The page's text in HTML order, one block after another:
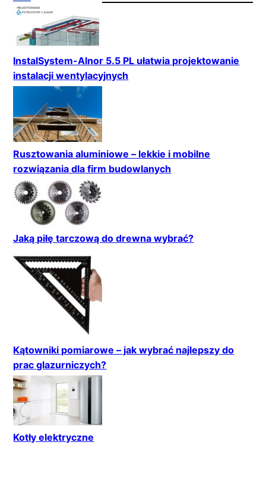
InstalSystem-Alnor 5.5 PL ułatwia projektowanie
instalacji wentylacyjnych
Rusztowania aluminiowe – lekkie i mobilne
rozwiązania dla firm budowlanych
Jaką piłę tarczową do drewna wybrać?
Kątowniki pomiarowe – jak wybrać najlepszy do
prac glazurniczych?
Kotły elektryczne